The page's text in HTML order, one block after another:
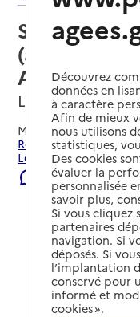
Service
(aide) –
Azaé
Lézignan-
Mis à jour le22/07/
Rechercher les
Lézignan-Corbières.
Signaler une
Découvrez
données en
à caractère
Afin de mieux
nous utilisons
statistiques,
Des cookies
évaluer la
personnalisée
savoir plus,
Si vous cliquez
partenaires
navigation. Si
déposés. Si
l’implantation
conservé pour
informé et
cookies ».